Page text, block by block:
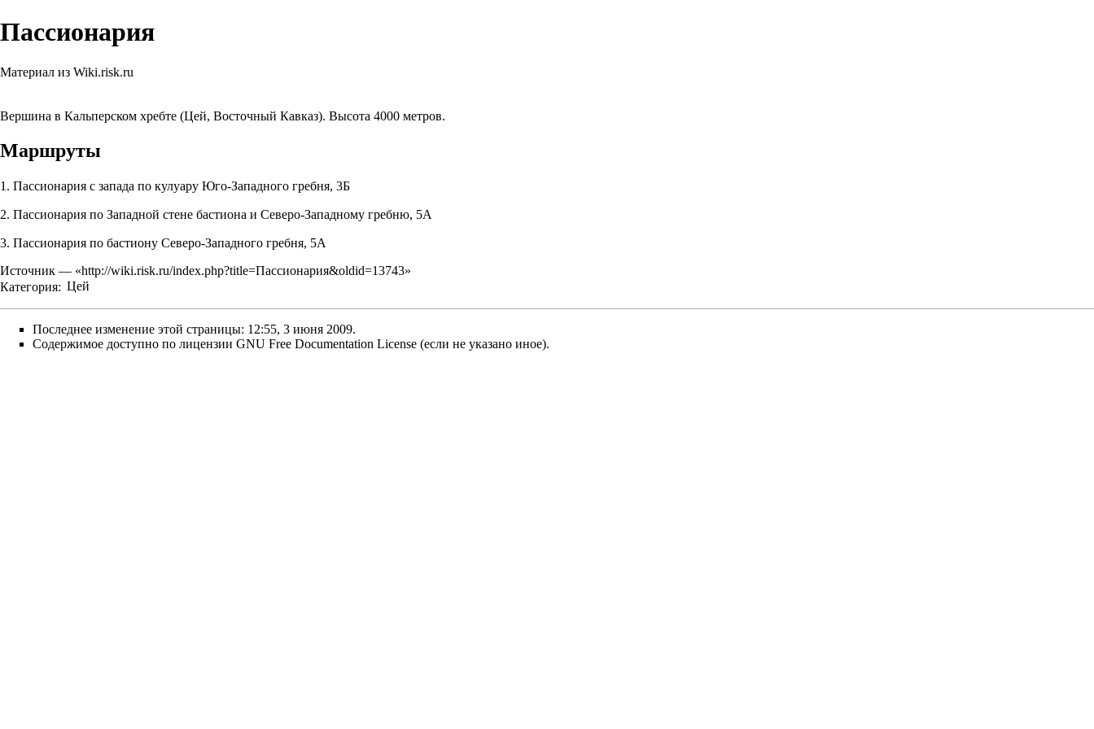
Пассионария
Материал из Wiki.risk.ru
Вершина в Кальперском хребте (Цей, Восточный Кавказ). Высота 4000 метров.
Маршруты
1. Пассионария с запада по кулуару Юго-Западного гребня, 3Б
2. Пассионария по Западной стене бастиона и Северо-Западному гребню, 5А
3. Пассионария по бастиону Северо-Западного гребня, 5А
Источник — «http://wiki.risk.ru/index.php?title=Пассионария&oldid=13743»
Категория: Цей
Последнее изменение этой страницы: 12:55, 3 июня 2009.
Содержимое доступно по лицензии GNU Free Documentation License (если не указано иное).